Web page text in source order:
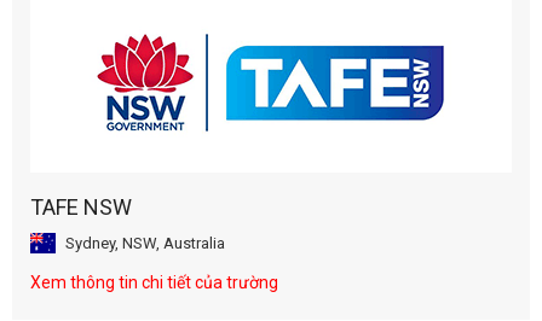
TAFE NSW
Sydney, NSW, Australia
Xem thông tin chi tiết của trường